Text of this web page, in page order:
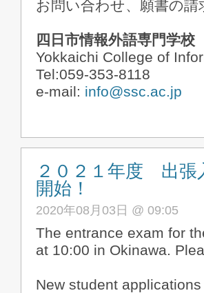
お問い合わせ、願書の
四日市情報外語専門学校
Yokkaichi College of
Tel:059-353-8118
e-mail: info@ssc.ac.jp
２０２１年度 出
開始！
2020年08月03日 @ 09:05
The entrance exam for
at 10:00 in Okinawa.
New student